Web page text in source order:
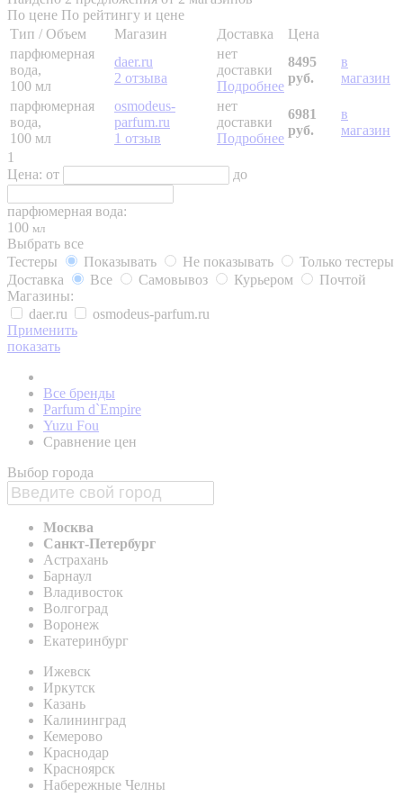
По цене По рейтингу и цене
Тип / Объем
Магазин Доставка
Цена
парфюмерная
вода,
100 мл
daer.ru
2 отзыва
нет
доставки
Подробнее
8495
руб.
в
магазин
парфюмерная
вода,
100 мл
osmodeus-
parfum.ru
1 отзыв
нет
доставки
Подробнее
6981
руб.
в
магазин
1
Цена: от до
парфюмерная вода:
100 мл
Выбрать все
Тестеры
Показывать Не показывать
Только тестеры
Доставка
Все Самовывоз Курьером
Почтой
Магазины:
daer.ru
osmodeus-parfum.ru
Применить
показать
Все бренды
Parfum d`Empire
Yuzu Fou
Сравнение цен
Выбор города
Москва
Санкт-Петербург
Астрахань
Барнаул
Владивосток
Волгоград
Воронеж
Екатеринбург
Ижевск
Иркутск
Казань
Калининград
Кемерово
Краснодар
Красноярск
Набережные Челны